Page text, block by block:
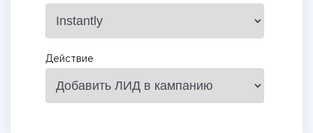
Действие